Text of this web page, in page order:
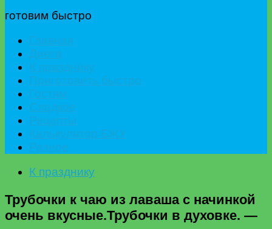
готовим быстро
К празднику
Трубочки к чаю из лаваша с начинкой
очень вкусные.Трубочки в духовке. —